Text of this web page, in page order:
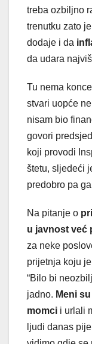
treba ozbiljno
trenutku zato
dodaje i da
da udara
Tu nema
stvari uopće
nisam bio
govori
koji provodi
štetu, sljedeći
predobro pa
Na pitanje o
u javnost već
za neke
prijetnja koju
“Bilo bi
jadno. Meni
momci i urlali
ljudi danas